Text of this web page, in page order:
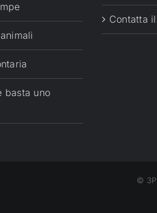
basta uno
Contatta il
© 3P